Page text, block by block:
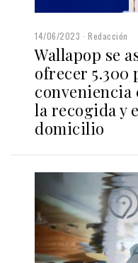
14/06/2023 Redacción
Wallapop se
ofrecer 5.300
conveniencia
la recogida y
domicilio